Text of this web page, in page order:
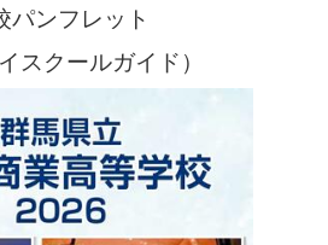
パンフレット
スクールガイド）